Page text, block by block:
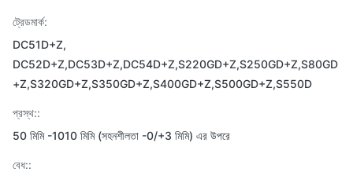
ট্রেডমার্ক:
DC51D+Z,
DC52D+Z,DC53D+Z,DC54D+Z,S220GD+Z,S250GD+Z,S80GD
+Z,S320GD+Z,S350GD+Z,S400GD+Z,S500GD+Z,S550D
প্রস্থ::
50 মিমি -1010 মিমি (সহনশীলতা -0/+3 মিমি) এর উপরে
বেধ::